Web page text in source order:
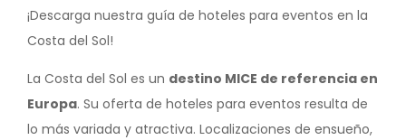
¡Descarga nuestra guía de hoteles para eventos en la
Costa del Sol!
La Costa del Sol es un destino MICE de referencia en
Europa. Su oferta de hoteles para eventos resulta de
lo más variada y atractiva. Localizaciones de ensueño,